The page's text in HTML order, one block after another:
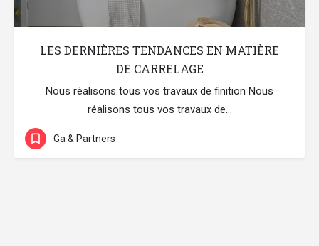
LES DERNIÈRES TENDANCES EN MATIÈRE
DE CARRELAGE
Nous réalisons tous vos travaux de finition Nous
réalisons tous vos travaux de…
Ga & Partners